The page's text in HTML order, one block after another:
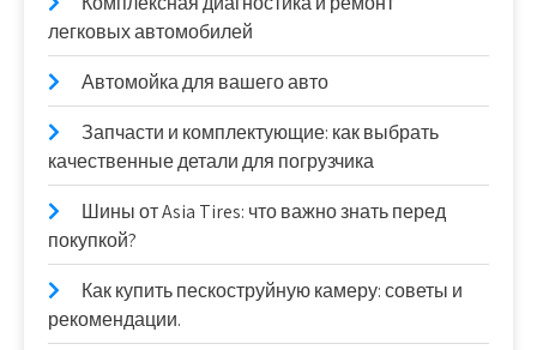
легковых автомобилей
Автомойка для вашего авто
Запчасти и комплектующие: как выбрать
качественные детали для погрузчика
Шины от Asia Tires: что важно знать перед
покупкой?
Как купить пескоструйную камеру: советы и
рекомендации.